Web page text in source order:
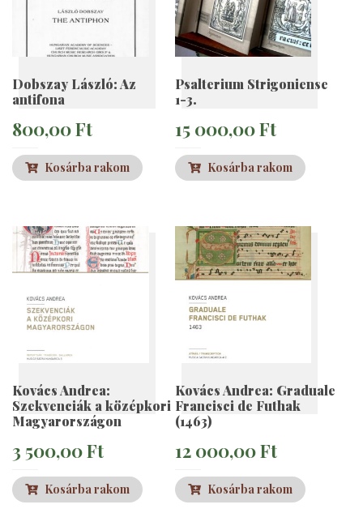
Dobszay László: Az
antifona
800,00Ft
Kosárba rakom
Psalterium Strigoniense
1-3.
15 000,00Ft
Kosárba rakom
Kovács Andrea:
Szekvenciák a középkori
Magyarországon
3 500,00Ft
Kosárba rakom
Kovács Andrea: Graduale
Francisci de Futhak
(1463)
12 000,00Ft
Kosárba rakom